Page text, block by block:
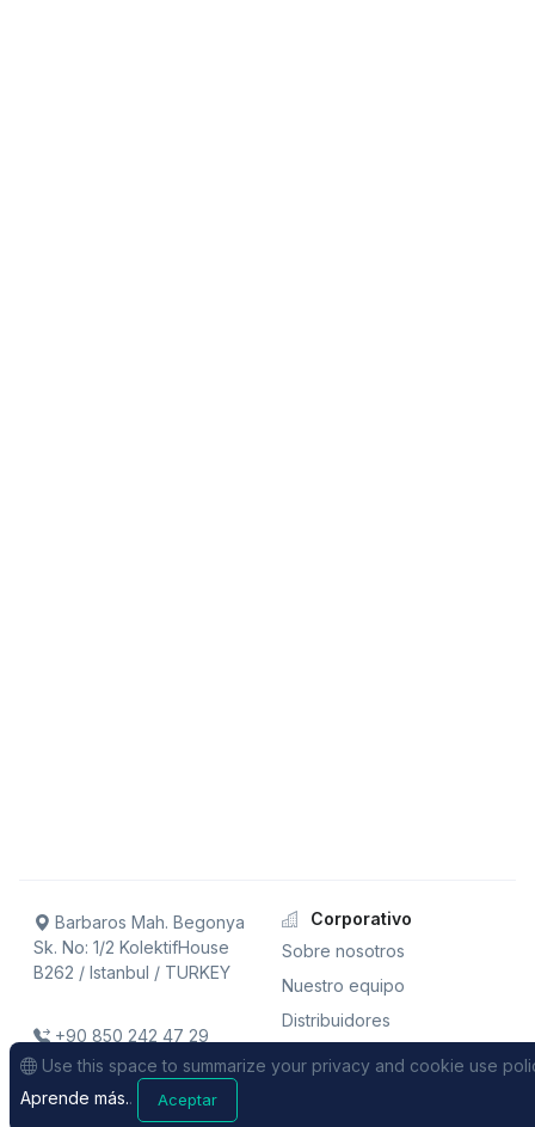
Barbaros Mah. Begonya
Sk. No: 1/2 KolektifHouse
B262 / Istanbul / TURKEY
+90 850 242 47 29
Corporativo
Sobre nosotros
Nuestro equipo
Distribuidores
Trabaja con nosotros!
Use this space to summarize your privacy and cookie use
Aprende más.. Aceptar